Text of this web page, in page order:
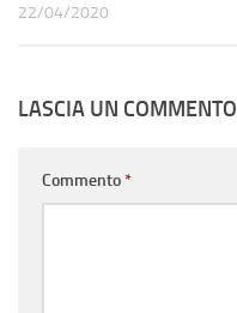
22/04/2020
LASCIA UN COMMENTO
Commento*